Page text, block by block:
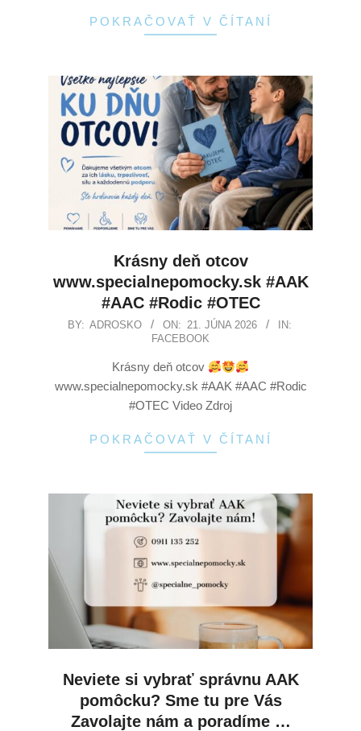
POKRAČOVAŤ V ČÍTANÍ
Krásny deň otcov
www.specialnepomocky.sk #AAK
#AAC #Rodic #OTEC
BY: ADROSKO ON: 21. JÚNA 2026
IN:
FACEBOOK
Krásny deň otcov
www.specialnepomocky.sk #AAK #AAC #Rodic
#OTEC Video Zdroj
POKRAČOVAŤ V ČÍTANÍ
Neviete si vybrať správnu AAK
pomôcku? Sme tu pre Vás
Zavolajte nám a poradíme …